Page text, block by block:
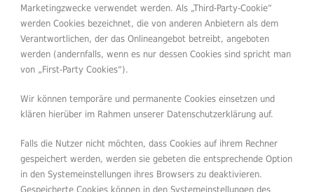
Marketingzwecke verwendet werden. Als „Third-Party-Cookie“
werden Cookies bezeichnet, die von anderen Anbietern als dem
Verantwortlichen, der das Onlineangebot betreibt, angeboten
werden (andernfalls, wenn es nur dessen Cookies sind spricht man
von „First-Party Cookies“).
Wir können temporäre und permanente Cookies einsetzen und
klären hierüber im Rahmen unserer Datenschutzerklärung auf.
Falls die Nutzer nicht möchten, dass Cookies auf ihrem Rechner
gespeichert werden, werden sie gebeten die entsprechende Option
in den Systemeinstellungen ihres Browsers zu deaktivieren.
Gespeicherte Cookies können in den Systemeinstellungen des